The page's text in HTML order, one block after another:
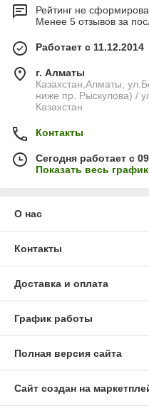
Рейтинг не
Менее 5 отзывов за
Работает с 11.12.2014
г. Алматы
Казахстан,Алматы,
ниже пр. Рыскулова) /
Казахстан
Контакты
Сегодня работает с
Показать весь
О нас
Контакты
Доставка и оплата
График работы
Полная версия сайта
Сайт создан на